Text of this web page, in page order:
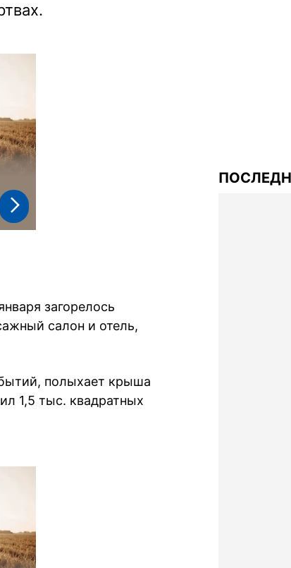
загорелось
салон и отель,
полыхает крыша
1,5 тыс. квадратных